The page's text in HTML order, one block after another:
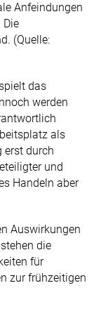
Anfeindungen
Die
(Quelle:
das
werden
als
erst durch
und
Handeln aber
Auswirkungen
die
für
zur frühzeitigen